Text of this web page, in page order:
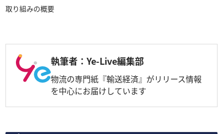
取り組みの概要
執筆者：Ye-Live編集部
物流の専門紙『輸送経済』がリリース情報
を中心にお届けしています